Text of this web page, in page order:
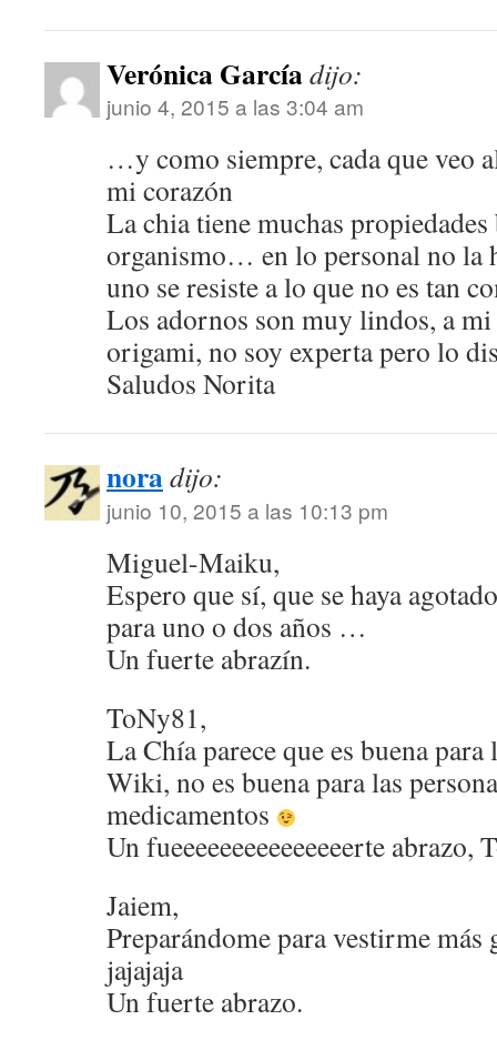
Verónica Garcíadijo:
junio 4, 2015 a las 3:04 am
…y como siempre, cada que veo
mi corazón
La chia tiene muchas propiedades
organismo… en lo personal no la
uno se resiste a lo que no es tan
Los adornos son muy lindos, a
origami, no soy experta pero lo
Saludos Norita
noradijo:
junio 10, 2015 a las 10:13 pm
Miguel-Maiku,
Espero que sí, que se haya
para uno o dos años …
Un fuerte abrazín.
ToNy81,
La Chía parece que es buena
Wiki, no es buena para las
medicamentos
Un fueeeeeeeeeeeeeeerte abrazo,
Jaiem,
Preparándome para vestirme más
jajajaja
Un fuerte abrazo.